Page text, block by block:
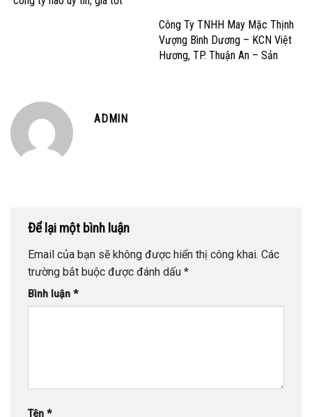
Cao
Công Ty TNHH May Mặc Thịnh
Vượng Bình Dương – KCN Việt
Hương, TP. Thuận An – Sản
ADMIN
Để lại một bình luận
Email của bạn sẽ không được hiển thị công khai. Các
trường bắt buộc được đánh dấu *
Bình luận *
Tên *